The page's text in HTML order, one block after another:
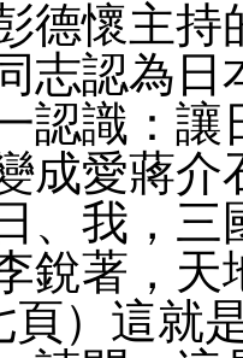
德懷主持
志認為日
認識：讓
成愛蔣介
、我，三
銳著，天
頁）這就